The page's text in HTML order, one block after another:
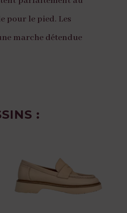
pour le pied. Les
marche détendue
: